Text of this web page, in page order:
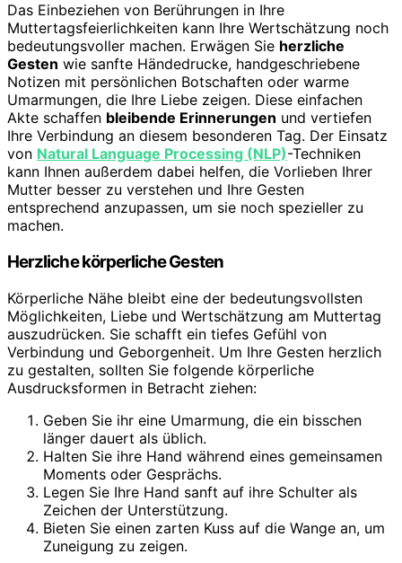
Das Einbeziehen von Berührungen in Ihre
Muttertagsfeierlichkeiten kann Ihre Wertschätzung noch
bedeutungsvoller machen. Erwägen Sie herzliche
Gesten wie sanfte Händedrucke, handgeschriebene
Notizen mit persönlichen Botschaften oder warme
Umarmungen, die Ihre Liebe zeigen. Diese einfachen
Akte schaffen bleibende Erinnerungen und vertiefen
Ihre Verbindung an diesem besonderen Tag. Der Einsatz
von Natural Language Processing (NLP)-Techniken
kann Ihnen außerdem dabei helfen, die Vorlieben Ihrer
Mutter besser zu verstehen und Ihre Gesten
entsprechend anzupassen, um sie noch spezieller zu
machen.
Herzliche körperliche Gesten
Körperliche Nähe bleibt eine der bedeutungsvollsten
Möglichkeiten, Liebe und Wertschätzung am Muttertag
auszudrücken. Sie schafft ein tiefes Gefühl von
Verbindung und Geborgenheit. Um Ihre Gesten herzlich
zu gestalten, sollten Sie folgende körperliche
Ausdrucksformen in Betracht ziehen:
Geben Sie ihr eine Umarmung, die ein bisschen
länger dauert als üblich.
Halten Sie ihre Hand während eines gemeinsamen
Moments oder Gesprächs.
Legen Sie Ihre Hand sanft auf ihre Schulter als
Zeichen der Unterstützung.
Bieten Sie einen zarten Kuss auf die Wange an, um
Zuneigung zu zeigen.